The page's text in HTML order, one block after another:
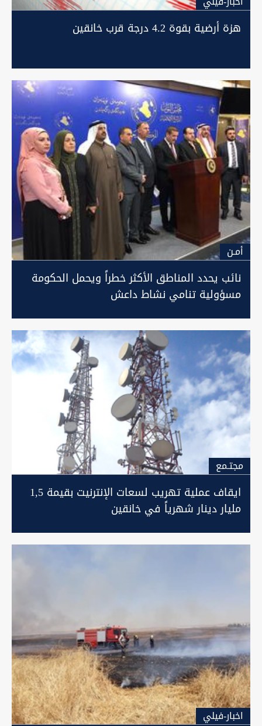
هزة أرضية بقوة 4.2 درجة قرب خانقين
أمـن
نائب يحدد المناطق الأكثر خطراً ويحمل الحكومة
مسؤولية تنامي نشاط داعش
مجتـمع
ايقاف عملية تهريب لسعات الإنترنيت بقيمة 1,5
مليار دينار شهرياً في خانقين
اخبار-فيلي